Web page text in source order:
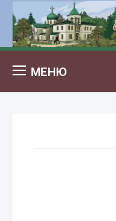
МЕНЮ